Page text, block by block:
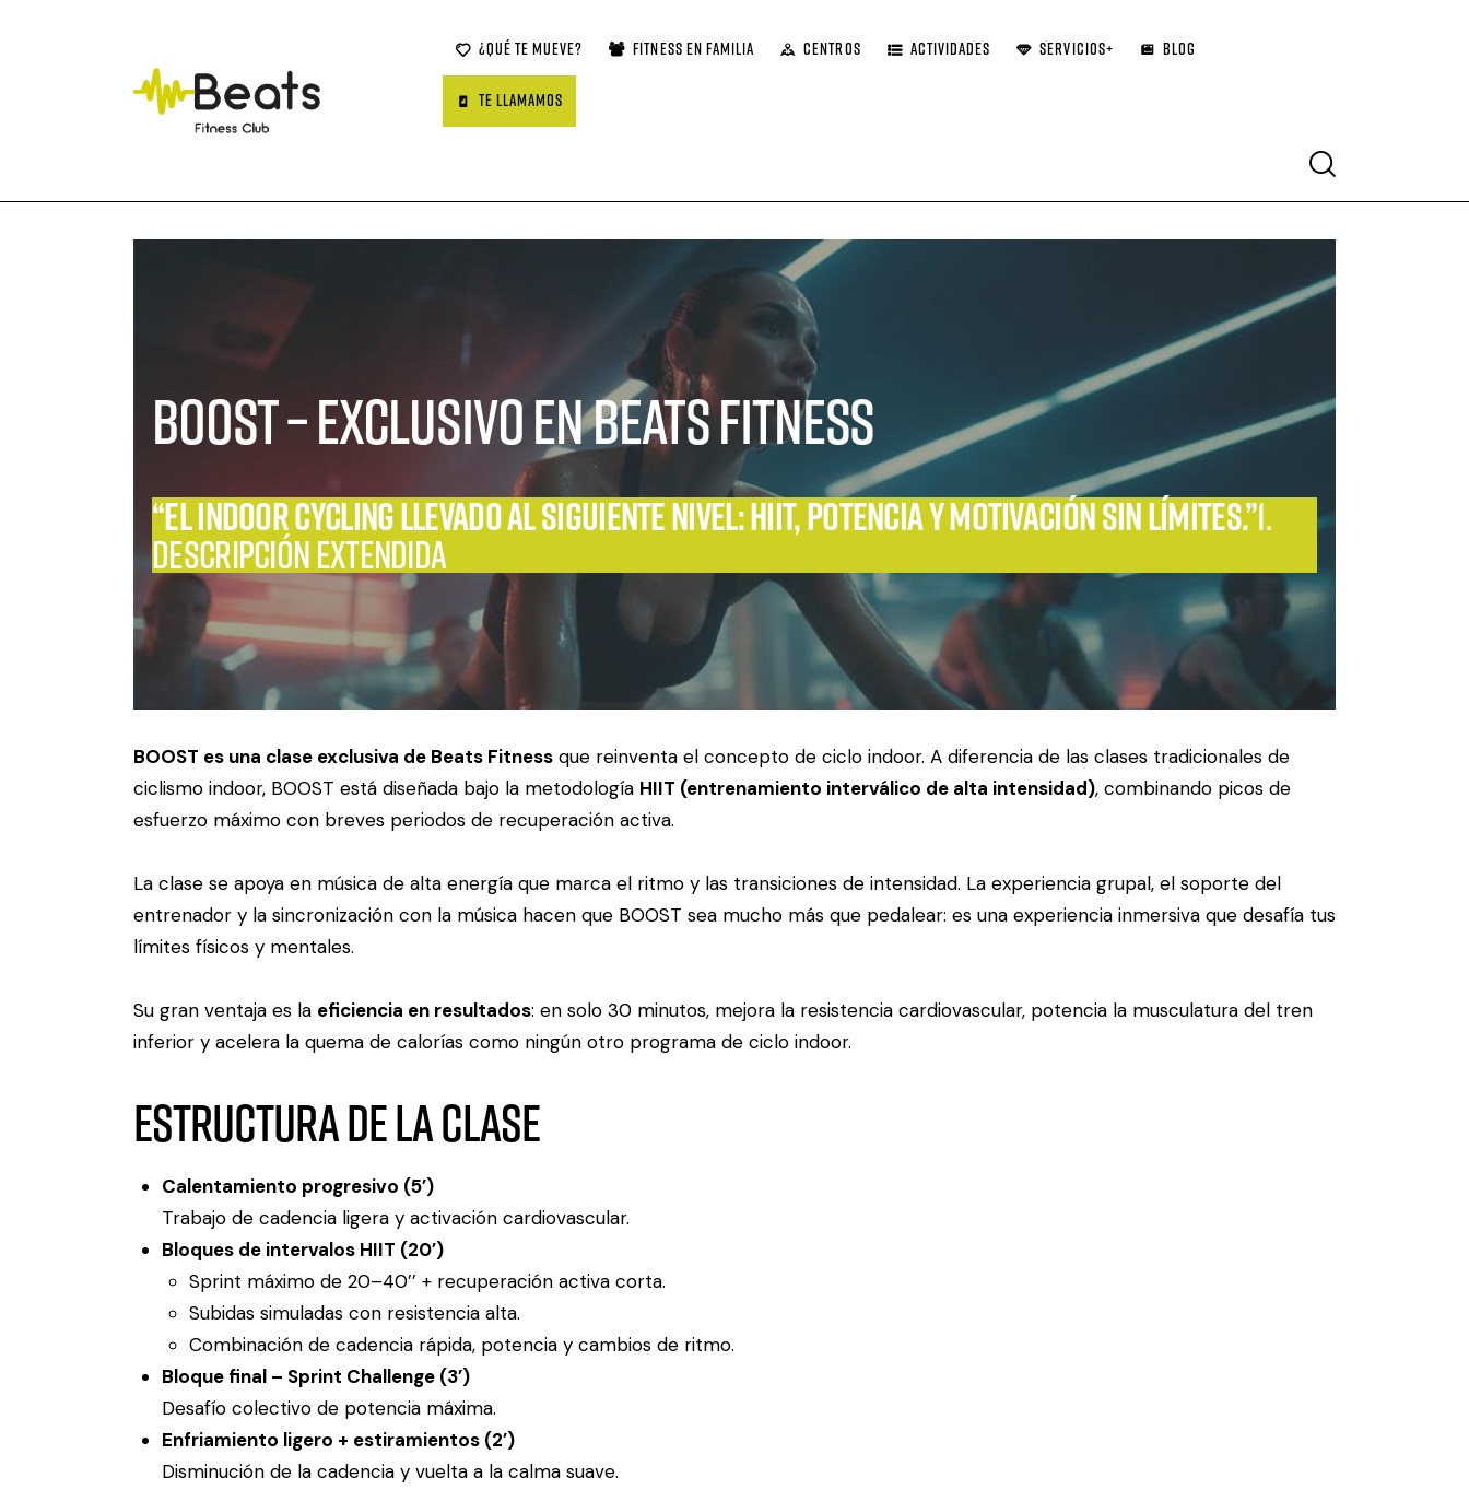
¿QUÉ TE MUEVE? FITNESS EN FAMILIA CENTROS ACTIVIDADES SERVICIOS+ BLOG
TE LLAMAMOS
Search
BOOST – Exclusivo en Beats Fitness
“El indoor cycling llevado al siguiente nivel: HIIT, potencia y motivación sin límites.”1.
Descripción extendida
BOOST es una clase exclusiva de Beats Fitness que reinventa el concepto de ciclo indoor. A diferencia de las clases tradicionales de
ciclismo indoor, BOOST está diseñada bajo la metodología HIIT (entrenamiento interválico de alta intensidad), combinando picos de
esfuerzo máximo con breves periodos de recuperación activa.
La clase se apoya en música de alta energía que marca el ritmo y las transiciones de intensidad. La experiencia grupal, el soporte del
entrenador y la sincronización con la música hacen que BOOST sea mucho más que pedalear: es una experiencia inmersiva que desafía tus
límites físicos y mentales.
Su gran ventaja es la eficiencia en resultados: en solo 30 minutos, mejora la resistencia cardiovascular, potencia la musculatura del tren
inferior y acelera la quema de calorías como ningún otro programa de ciclo indoor.
Estructura de la clase
Calentamiento progresivo (5’)
Trabajo de cadencia ligera y activación cardiovascular.
Bloques de intervalos HIIT (20’)
Sprint máximo de 20–40’’ + recuperación activa corta.
Subidas simuladas con resistencia alta.
Combinación de cadencia rápida, potencia y cambios de ritmo.
Bloque final – Sprint Challenge (3’)
Desafío colectivo de potencia máxima.
Enfriamiento ligero + estiramientos (2’)
Disminución de la cadencia y vuelta a la calma suave.